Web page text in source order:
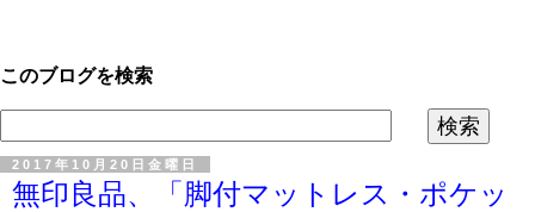
このブログを検索
2017年10月20日金曜日
無印良品、「脚付マットレス・ポケッ